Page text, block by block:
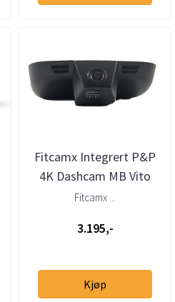
Fitcamx Integrert P&P
4K Dashcam MB Vito
(W447) (2015 -->)
Fitcamx ...
3.195,-
Kjøp